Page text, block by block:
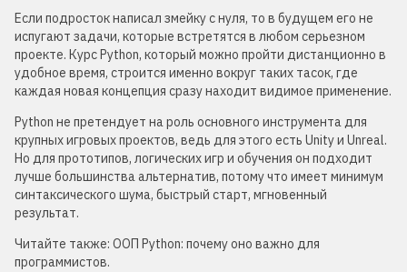
Если подросток написал змейку с нуля, то в будущем его не
испугают задачи, которые встретятся в любом серьезном
проекте. Курс Python, который можно пройти дистанционно в
удобное время, строится именно вокруг таких тасок, где
каждая новая концепция сразу находит видимое применение.
Python не претендует на роль основного инструмента для
крупных игровых проектов, ведь для этого есть Unity и Unreal.
Но для прототипов, логических игр и обучения он подходит
лучше большинства альтернатив, потому что имеет минимум
синтаксического шума, быстрый старт, мгновенный
результат.
Читайте также: ООП Python: почему оно важно для
программистов.